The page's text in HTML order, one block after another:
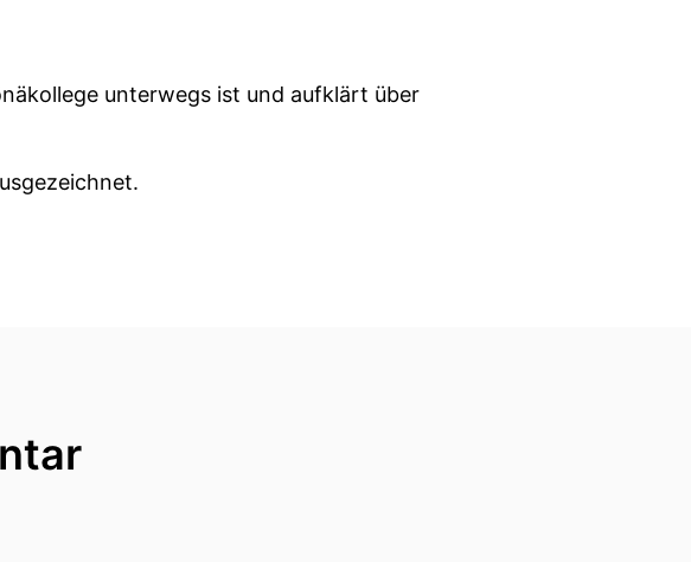
unterwegs ist und aufklärt über